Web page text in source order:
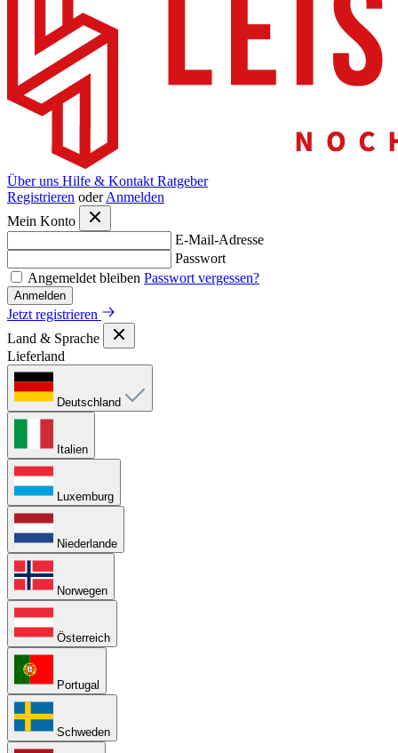
Über uns Hilfe & Kontakt Ratgeber
Registrieren oder Anmelden
Mein Konto
E-Mail-Adresse
Passwort
Angemeldet bleiben Passwort vergessen?
Anmelden
Jetzt registrieren
Land & Sprache
Lieferland
Deutschland
Italien
Luxemburg
Niederlande
Norwegen
Österreich
Portugal
Schweden